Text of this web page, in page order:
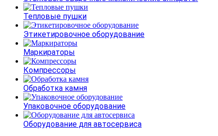
Тепловые пушки
Этикетировочное оборудование
Маркираторы
Компрессоры
Обработка камня
Упаковочное оборудование
Оборудование для автосервиса